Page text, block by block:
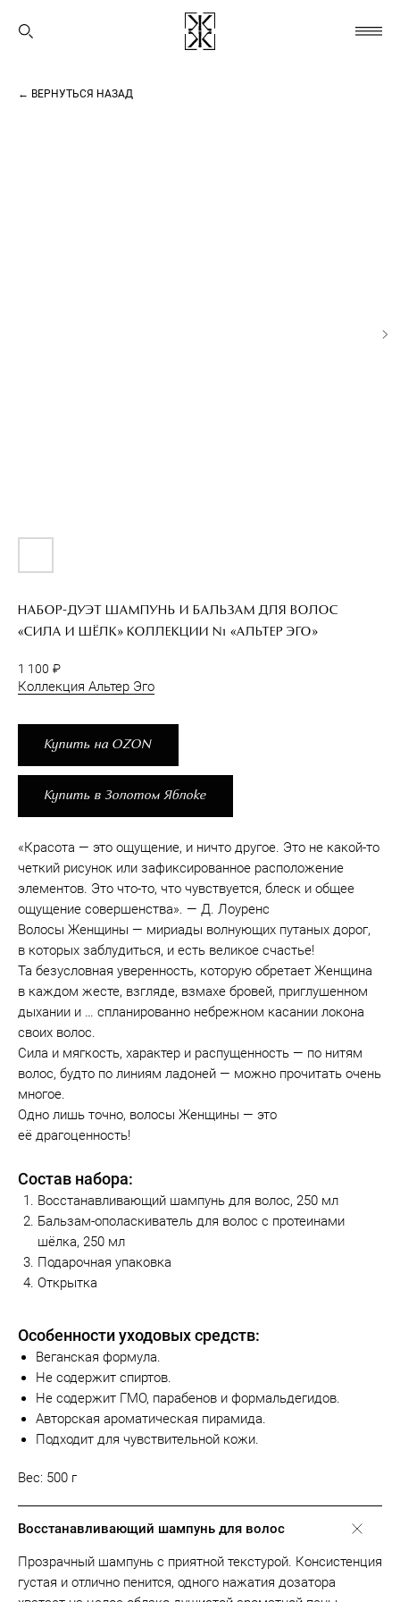
← ВЕРНУТЬСЯ НАЗАД
НАБОР-ДУЭТ ШАМПУНЬ И БАЛЬЗАМ ДЛЯ ВОЛОС
«СИЛА И ШЁЛК» КОЛЛЕКЦИИ N1 «АЛЬТЕР ЭГО»
1 100 ₽
Коллекция Альтер Эго
Купить на OZON
Купить в Золотом Яблоке
«Красота — это ощущение, и ничто другое. Это не какой-то
четкий рисунок или зафиксированное расположение
элементов. Это что-то, что чувствуется, блеск и общее
ощущение совершенства». — Д. Лоуренс
Волосы Женщины — мириады волнующих путаных дорог,
в которых заблудиться, и есть великое счастье!
Та безусловная уверенность, которую обретает Женщина
в каждом жесте, взгляде, взмахе бровей, приглушенном
дыхании и … спланированно небрежном касании локона
своих волос.
Сила и мягкость, характер и распущенность — по нитям
волос, будто по линиям ладоней — можно прочитать очень
многое.
Одно лишь точно, волосы Женщины — это
её драгоценность!
Состав набора:
Восстанавливающий шампунь для волос, 250 мл
Бальзам-ополаскиватель для волос с протеинами
шёлка, 250 мл
Подарочная упаковка
Открытка
Особенности уходовых средств:
Веганская формула.
Не содержит спиртов.
Не содержит ГМО, парабенов и формальдегидов.
Авторская ароматическая пирамида.
Подходит для чувствительной кожи.
Вес: 500 г
Восстанавливающий шампунь для волос
Прозрачный шампунь с приятной текстурой. Консистенция
густая и отлично пенится, одного нажатия дозатора